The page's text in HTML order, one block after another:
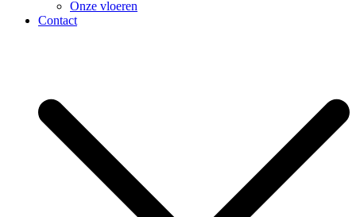
Onze vloeren
Contact